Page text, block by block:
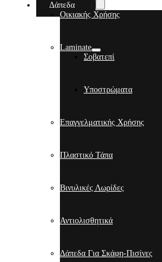
Δάπεδα
Οικιακής Χρήσης
Laminate
Σοβατεπί
Υποστρώματα
Επαγγελματικής Χρήσης
Πλαστικό Τάπα
Βινυλικές Λωρίδες
Αντιολισθητικά
Δάπεδα Για Σκάφη-Πισίνες